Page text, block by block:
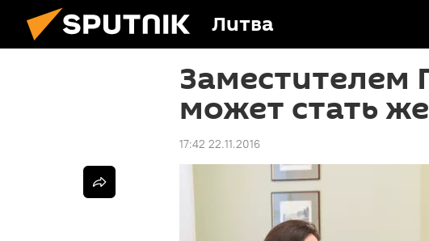
Литва
Заместителем
может стать
17:42 22.11.2016